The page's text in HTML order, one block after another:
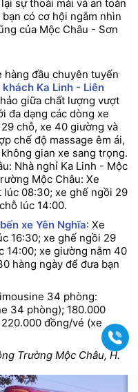
sự thoải mái và an toàn
có cơ hội ngắm nhìn
của Mộc Châu - Sơn
đầu chuyên tuyến
khách Ka Linh - Liên
giữa chất lượng vượt
đa dạng các dòng xe
chỗ, xe 40 giường và
chế độ massage êm ái,
gian xe sang trọng.
Nhà nghỉ Ka Linh - Mộc
Mộc Châu: Xe
08:30; xe ghế ngồi 29
lúc 14:00.
bến xe Yên Nghĩa: Xe
16:30; xe ghế ngồi 29
14:00; xe giường nằm 40
hàng ngày để đưa bạn
34 phòng:
34 phòng); 180.000
đồng/vé (xe
Trường Mộc Châu, H.